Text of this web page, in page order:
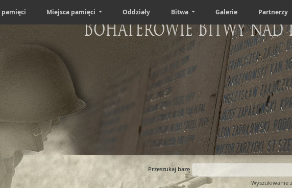
pamięci Miejsca pamięci Oddziały Bitwa Galerie Partnerzy
Bohaterowie Bitwy nad
Przeszukaj bazę
Wyszukiwanie